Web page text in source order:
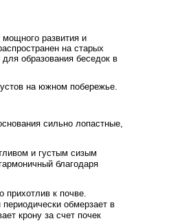
развития и
на старых
образования беседок в
на южном побережье.
сильно лопастные,
и густым сизым
благодаря
прихотлив к почве.
обмерзает в
крону за счет почек